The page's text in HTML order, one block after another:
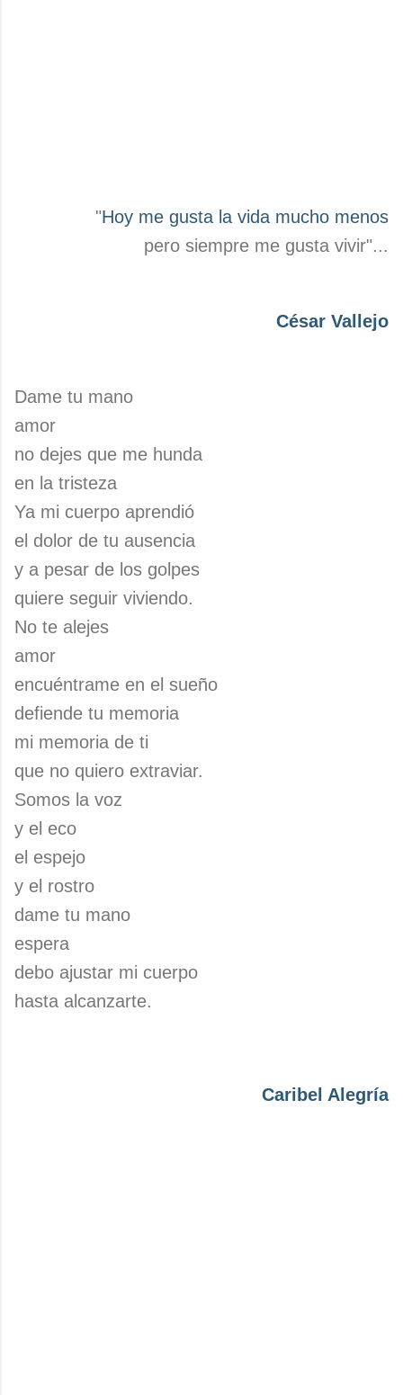
"Hoy me gusta la vida mucho menos
pero siempre me gusta vivir"...
César Vallejo
Dame tu mano
amor
no dejes que me hunda
en la tristeza
Ya mi cuerpo aprendió
el dolor de tu ausencia
y a pesar de los golpes
quiere seguir viviendo.
No te alejes
amor
encuéntrame en el sueño
defiende tu memoria
mi memoria de ti
que no quiero extraviar.
Somos la voz
y el eco
el espejo
y el rostro
dame tu mano
espera
debo ajustar mi cuerpo
hasta alcanzarte.
Caribel Alegría